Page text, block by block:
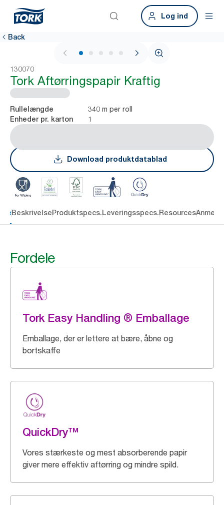
Log ind
Back
1 / 5
130070
Tork Aftørringspapir Kraftig
Rullelængde 340 m per roll
Enheder pr. karton 1
Download produktdatablad
BeskrivelseProduktspecs.Leveringsspecs.Resources
Fordele
Tork Easy Handling ® Emballage
Emballage, der er lettere at bære, åbne og
bortskaffe
QuickDry™
Vores stærkeste og mest absorberende papir
giver mere effektiv aftørring og mindre spild.